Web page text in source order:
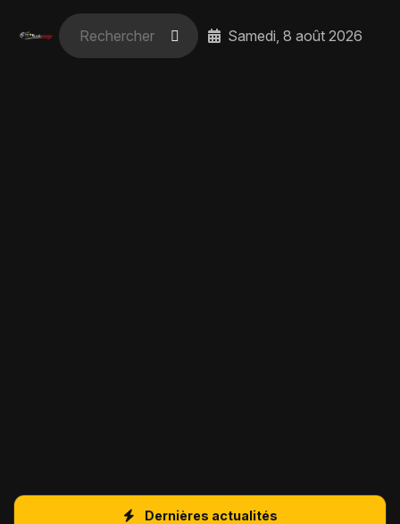
Samedi, 8 août 2026
Dernières actualités